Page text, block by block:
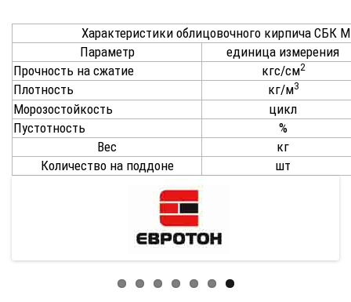
Характеристики облицовочного кирпича СБК
Параметр
единица измерения
Прочность на сжатие
кгс/см2
Плотность кг/м3
Морозостойкость
цикл
Пустотность
%
Вес
кг
Количество на поддоне
шт